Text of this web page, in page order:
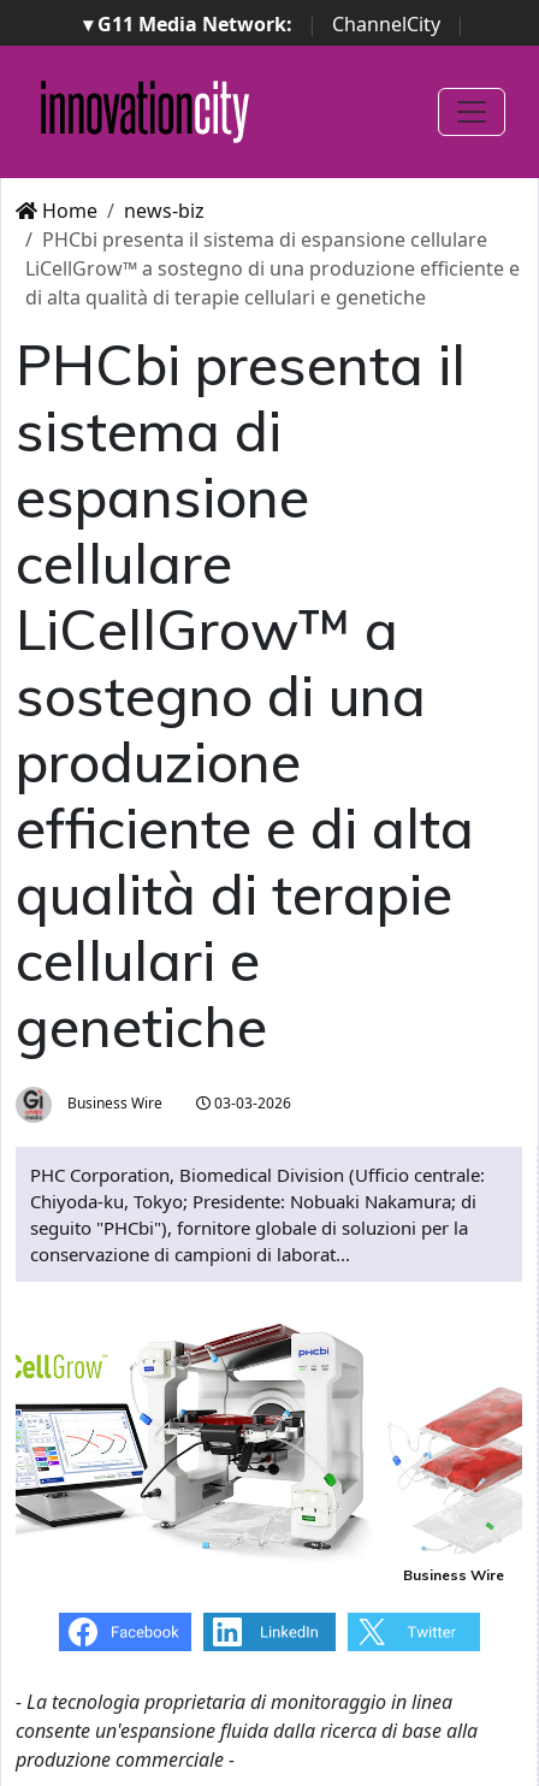
▾ G11 Media Network: | ChannelCity
|
ImpresaCity | SecurityOpenLab | Italian Channel
Awards
Italian Project Awards
Italian Security
Awards
Home
news-biz
PHCbi presenta il sistema di espansione cellulare
LiCellGrow™ a sostegno di una produzione efficiente e
di alta qualità di terapie cellulari e genetiche
PHCbi presenta il
sistema di
espansione
cellulare
LiCellGrow™ a
sostegno di una
produzione
efficiente e di alta
qualità di terapie
cellulari e
genetiche
Business Wire 03-03-2026
PHC Corporation, Biomedical Division (Ufficio centrale:
Chiyoda-ku, Tokyo; Presidente: Nobuaki Nakamura; di
seguito "PHCbi"), fornitore globale di soluzioni per la
conservazione di campioni di laborat...
Business Wire
- La tecnologia proprietaria di monitoraggio in linea
consente un'espansione fluida dalla ricerca di base alla
produzione commerciale -